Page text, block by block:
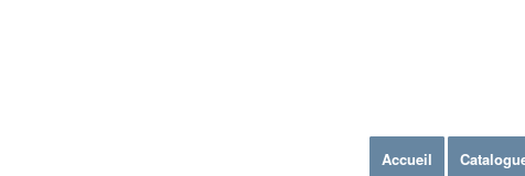
Accueil